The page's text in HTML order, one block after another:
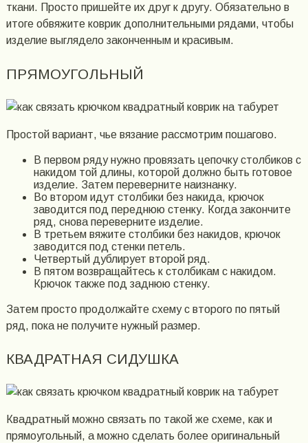
ткани. Просто пришейте их друг к другу. Обязательно в
итоге обвяжите коврик дополнительными рядами, чтобы
изделие выглядело законченным и красивым.
ПРЯМОУГОЛЬНЫЙ
Простой вариант, чье вязание рассмотрим пошагово.
В первом ряду нужно провязать цепочку столбиков с
накидом той длины, которой должно быть готовое
изделие. Затем переверните наизнанку.
Во втором идут столбики без накида, крючок
заводится под переднюю стенку. Когда закончите
ряд, снова переверните изделие.
В третьем вяжите столбики без накидов, крючок
заводится под стенки петель.
Четвертый дублирует второй ряд.
В пятом возвращайтесь к столбикам с накидом.
Крючок также под заднюю стенку.
Затем просто продолжайте схему с второго по пятый
ряд, пока не получите нужный размер.
КВАДРАТНАЯ СИДУШКА
Квадратный можно связать по такой же схеме, как и
прямоугольный, а можно сделать более оригинальный